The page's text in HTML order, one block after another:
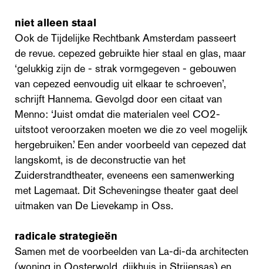
niet alleen staal
Ook de Tijdelijke Rechtbank Amsterdam passeert
de revue. cepezed gebruikte hier staal en glas, maar
‘gelukkig zijn de - strak vormgegeven - gebouwen
van cepezed eenvoudig uit elkaar te schroeven’,
schrijft Hannema. Gevolgd door een citaat van
Menno: ‘Juist omdat die materialen veel CO2-
uitstoot veroorzaken moeten we die zo veel mogelijk
hergebruiken.’ Een ander voorbeeld van cepezed dat
langskomt, is de deconstructie van het
Zuiderstrandtheater, eveneens een samenwerking
met Lagemaat. Dit Scheveningse theater gaat deel
uitmaken van De Lievekamp in Oss.
radicale strategieën
Samen met de voorbeelden van La-di-da architecten